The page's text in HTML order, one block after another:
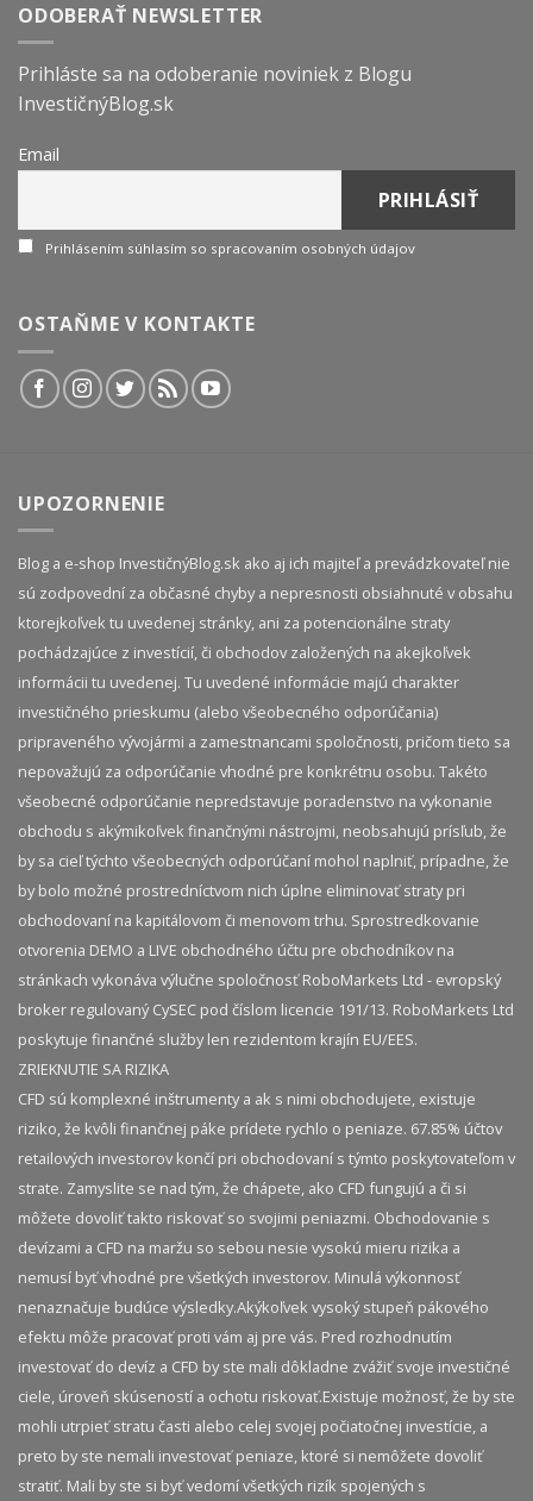
ODOBERAŤ NEWSLETTER
Prihláste sa na odoberanie noviniek z Blogu
InvestičnýBlog.sk
Email
Prihlásením súhlasím so spracovaním osobných údajov
OSTAŇME V KONTAKTE
UPOZORNENIE
Blog a e-shop InvestičnýBlog.sk ako aj ich majiteľ a prevádzkovateľ nie
sú zodpovední za občasné chyby a nepresnosti obsiahnuté v obsahu
ktorejkoľvek tu uvedenej stránky, ani za potencionálne straty
pochádzajúce z investícií, či obchodov založených na akejkoľvek
informácii tu uvedenej. Tu uvedené informácie majú charakter
investičného prieskumu (alebo všeobecného odporúčania)
pripraveného vývojármi a zamestnancami spoločnosti, pričom tieto sa
nepovažujú za odporúčanie vhodné pre konkrétnu osobu. Takéto
všeobecné odporúčanie nepredstavuje poradenstvo na vykonanie
obchodu s akýmikoľvek finančnými nástrojmi, neobsahujú prísľub, že
by sa cieľ týchto všeobecných odporúčaní mohol naplniť, prípadne, že
by bolo možné prostredníctvom nich úplne eliminovať straty pri
obchodovaní na kapitálovom či menovom trhu. Sprostredkovanie
otvorenia DEMO a LIVE obchodného účtu pre obchodníkov na
stránkach vykonáva výlučne spoločnosť RoboMarkets Ltd - evropský
broker regulovaný CySEC pod číslom licencie 191/13. RoboMarkets Ltd
poskytuje finančné služby len rezidentom krajín EU/EES.
ZRIEKNUTIE SA RIZIKA
CFD sú komplexné inštrumenty a ak s nimi obchodujete, existuje
riziko, že kvôli finančnej páke prídete rychlo o peniaze. 67.85% účtov
retailových investorov končí pri obchodovaní s týmto poskytovateľom v
strate. Zamyslite se nad tým, že chápete, ako CFD fungujú a či si
môžete dovoliť takto riskovať so svojimi peniazmi. Obchodovanie s
devízami a CFD na maržu so sebou nesie vysokú mieru rizika a
nemusí byť vhodné pre všetkých investorov. Minulá výkonnosť
nenaznačuje budúce výsledky.​ Akýkoľvek vysoký stupeň pákového
efektu môže pracovať proti vám aj pre vás. Pred rozhodnutím
investovať do devíz a CFD by ste mali dôkladne zvážiť svoje investičné
ciele, úroveň skúseností a ochotu riskovať.​ Existuje možnosť, že by ste
mohli utrpieť stratu časti alebo celej svojej počiatočnej investície, a
preto by ste nemali investovať peniaze, ktoré si nemôžete dovoliť
stratiť. Mali by ste si byť vedomí všetkých rizík spojených s